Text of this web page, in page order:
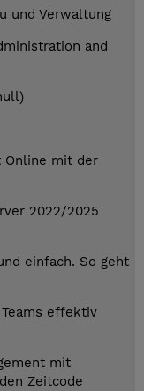
und Verwaltung
and
Online mit der
2022/2025
einfach. So geht
effektiv
mit
Zeitcode